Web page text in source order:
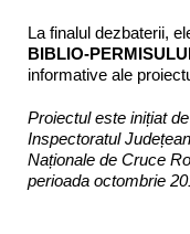
La finalul dezbaterii,
BIBLIO-
informative ale
Proiectul este inițiat
Inspectoratul
Naționale de Cruce
perioada octombrie